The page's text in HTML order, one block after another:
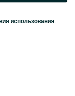
использования.